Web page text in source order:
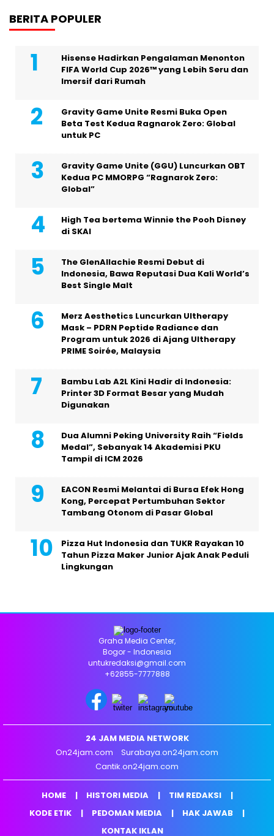
BERITA POPULER
Hisense Hadirkan Pengalaman Menonton
FIFA World Cup 2026™ yang Lebih Seru dan
Imersif dari Rumah
Gravity Game Unite Resmi Buka Open
Beta Test Kedua Ragnarok Zero: Global
untuk PC
Gravity Game Unite (GGU) Luncurkan OBT
Kedua PC MMORPG “Ragnarok Zero:
Global”
High Tea bertema Winnie the Pooh Disney
di SKAI
The GlenAllachie Resmi Debut di
Indonesia, Bawa Reputasi Dua Kali World’s
Best Single Malt
Merz Aesthetics Luncurkan Ultherapy
Mask – PDRN Peptide Radiance dan
Program untuk 2026 di Ajang Ultherapy
PRIME Soirée, Malaysia
Bambu Lab A2L Kini Hadir di Indonesia:
Printer 3D Format Besar yang Mudah
Digunakan
Dua Alumni Peking University Raih “Fields
Medal”, Sebanyak 14 Akademisi PKU
Tampil di ICM 2026
EACON Resmi Melantai di Bursa Efek Hong
Kong, Percepat Pertumbuhan Sektor
Tambang Otonom di Pasar Global
Pizza Hut Indonesia dan TUKR Rayakan 10
Tahun Pizza Maker Junior Ajak Anak Peduli
Lingkungan
Graha Media Center,
Bogor - Indonesia
untukredaksi@gmail.com
+62855-7777888
24 JAM MEDIA NETWORK
On24jam.com
Surabaya.on24jam.com
Cantik.on24jam.com
HOME HISTORI MEDIA
TIM REDAKSI
KODE ETIK
PEDOMAN MEDIA
HAK JAWAB
KONTAK IKLAN